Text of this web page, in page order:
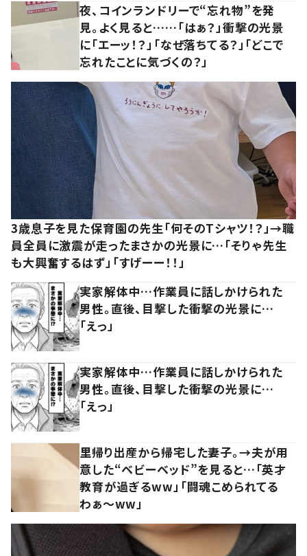
夜、コインランドリーで“忘れ物”を発
見。よく見ると……「はぁ？」衝撃の光景
に「エーッ！？」「なぜ落ちてる？」「どこで
忘れたことに気づくの？」
3歳息子を見た保育園の先生「何そのTシャツ！？」→職
員全員に激震が走ったまさかの光景に…「そりゃ先生
も大興奮するはず」「すげーー！！」
実家解体中…作業員に話しかけられた
男性。直後、目撃した衝撃の光景に…
「えっ」
実家解体中…作業員に話しかけられた
男性。直後、目撃した衝撃の光景に…
「えっ」
里帰り出産から帰宅した妻子。→夫が用
意した“ベビーベッド”を見ると…「英才
教育が過ぎるww」「闘魂こめられてる
わぁ～ww」